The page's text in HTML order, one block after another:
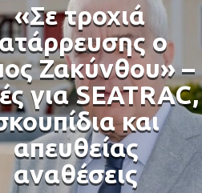
«Σε τροχιά
ο
Ζακύνθου» –
για SEATRAC,
και
απευθείας
αναθέσεις